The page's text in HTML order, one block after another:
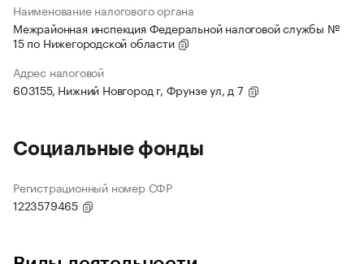
Наименование налогового органа
Межрайонная инспекция Федеральной налоговой службы №
15 по Нижегородской области
Адрес налоговой
603155, Нижний Новгород г, Фрунзе ул, д 7
Социальные фонды
Регистрационный номер СФР
1223579465